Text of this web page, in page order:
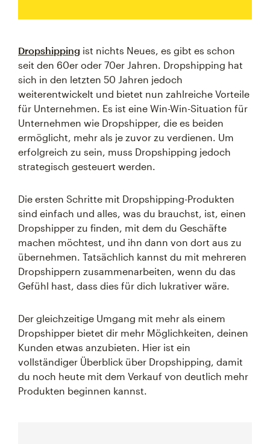
Dropshipping ist nichts Neues, es gibt es schon
seit den 60er oder 70er Jahren. Dropshipping hat
sich in den letzten 50 Jahren jedoch
weiterentwickelt und bietet nun zahlreiche Vorteile
für Unternehmen. Es ist eine Win-Win-Situation für
Unternehmen wie Dropshipper, die es beiden
ermöglicht, mehr als je zuvor zu verdienen. Um
erfolgreich zu sein, muss Dropshipping jedoch
strategisch gesteuert werden.
Die ersten Schritte mit Dropshipping-Produkten
sind einfach und alles, was du brauchst, ist, einen
Dropshipper zu finden, mit dem du Geschäfte
machen möchtest, und ihn dann von dort aus zu
übernehmen. Tatsächlich kannst du mit mehreren
Dropshippern zusammenarbeiten, wenn du das
Gefühl hast, dass dies für dich lukrativer wäre.
Der gleichzeitige Umgang mit mehr als einem
Dropshipper bietet dir mehr Möglichkeiten, deinen
Kunden etwas anzubieten. Hier ist ein
vollständiger Überblick über Dropshipping, damit
du noch heute mit dem Verkauf von deutlich mehr
Produkten beginnen kannst.